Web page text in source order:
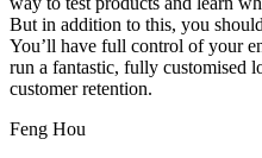
But in addition to this, you
You’ll have full control of your
run a fantastic, fully customised
customer retention.
Feng Hou